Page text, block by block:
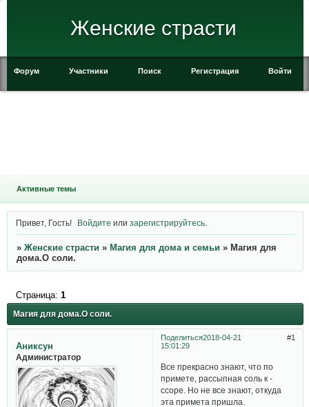
Женские страсти
Форум Участники Поиск Регистрация Войти
Активные темы
Привет, Гость! Войдите илизарегистрируйтесь
» Женские страсти » Магия для дома и семьи » Магия для
дома.О соли.
Магия для дома.О соли.
Страница: 1
Поделиться 1
2018-04-21
15:01:29
Аниксун
Администратор
Все прекрасно знают, что по
примете, рассыпная соль к -
ссоре. Но не все знают, откуда
эта примета пришла.